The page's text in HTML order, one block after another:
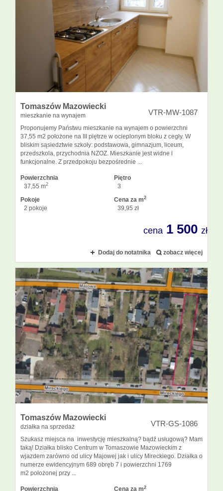
Tomaszów Mazowiecki
mieszkanie na wynajem VTR-MW-1087
Proponujemy Państwu mieszkanie na wynajem o powierzchni
37,55 m2 położone na III piętrze w ocieplonym bloku z cegły. W
bliskim sąsiedztwie szkoły: podstawowa, gimnazjum, liceum,
przedszkola, przychodnia NZOZ. Mieszkanie jest widne i
funkcjonalne. Z przedpokoju bezpośrednie ...
Powierzchnia
37,55 m2
Piętro
3
Pokoje
2 pokoje
Cena za m2
39,95 zł
cena 1 500 zł
Dodaj do notatnika zobacz więcej
Tomaszów Mazowiecki
działka na sprzedaż VTR-GS-1086
Szukasz miejsca na inwestycję mieszkalną? bądź usługową? Mam
taką! Działka blisko Centrum w Tomaszowie Mazowieckim z
wjazdem zarówno od ulicy Majowej jak i ulicy Mireckiego. Działka o
numerze ewidencyjnym 689 obręb 7 i powierzchni 1769
m2 położonej przy ...
Powierzchnia
Cena za m2